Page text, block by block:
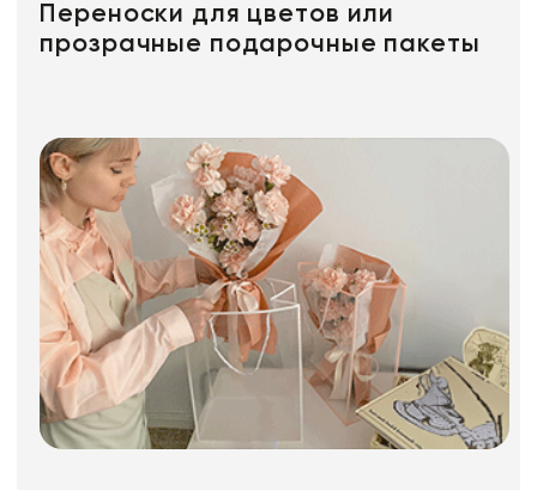
Переноски для цветов или
прозрачные подарочные пакеты